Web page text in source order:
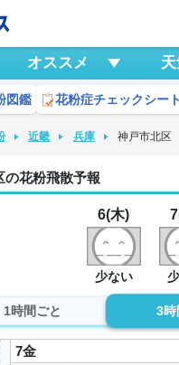
オススメ
図鑑 花粉症チェックシート
近畿 兵庫 神戸市北区
の花粉飛散予報
6(木)
少ない
1時間ごと 3時
7金